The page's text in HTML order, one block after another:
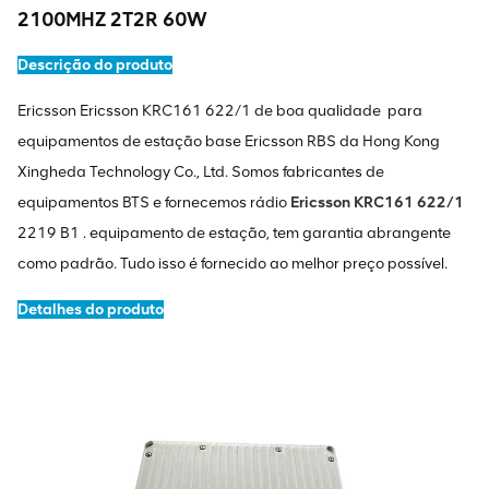
2100MHZ 2T2R 60W
Descrição do produto
Ericsson Ericsson KRC161 622/1 de boa qualidade para
equipamentos de estação base Ericsson RBS da Hong Kong
Xingheda Technology Co., Ltd. Somos fabricantes de
equipamentos BTS e fornecemos rádio Ericsson KRC161 622/1
2219 B1 . equipamento de estação, tem garantia abrangente
como padrão. Tudo isso é fornecido ao melhor preço possível.
Detalhes do produto